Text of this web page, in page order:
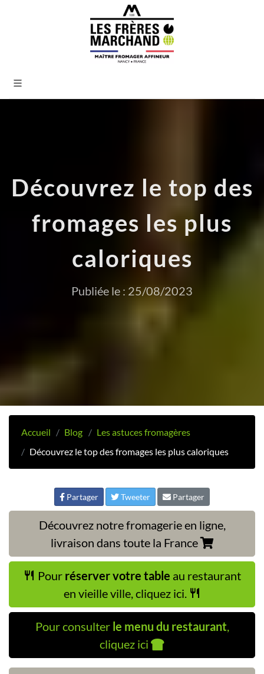
Découvrez le top des
fromages les plus
caloriques
Publiée le : 25/08/2023
Accueil Blog
Les astuces fromagères
Découvrez le top des fromages les plus caloriques
Partager Tweeter Partager
Découvrez notre fromagerie en ligne,
livraison dans toute la France
Pour réserver votre table au restaurant
en vieille ville, cliquez ici.
Pour consulter le menu du restaurant,
cliquez ici